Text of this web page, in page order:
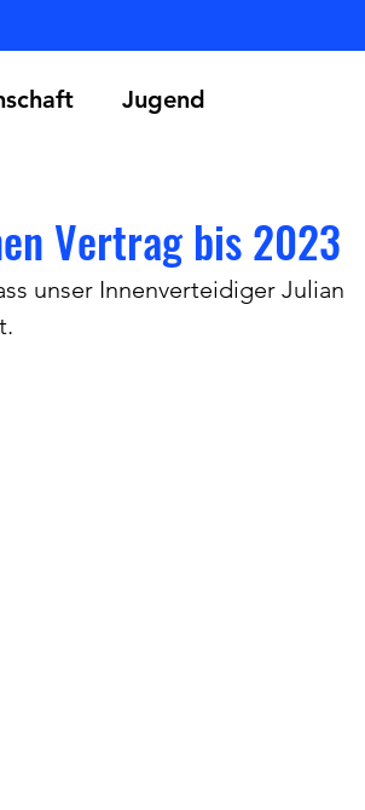
Jugend
Vertrag bis 2023
unser Innenverteidiger Julian